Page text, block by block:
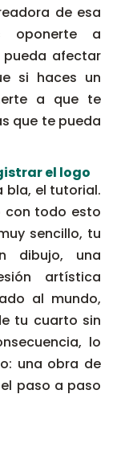
de esa
oponerte a
afectar
si haces un
a que te
que te pueda
el logo
bla, el tutorial.
con todo esto
sencillo, tu
dibujo, una
artística
al mundo,
tu cuarto sin
lo
una obra de
paso a paso